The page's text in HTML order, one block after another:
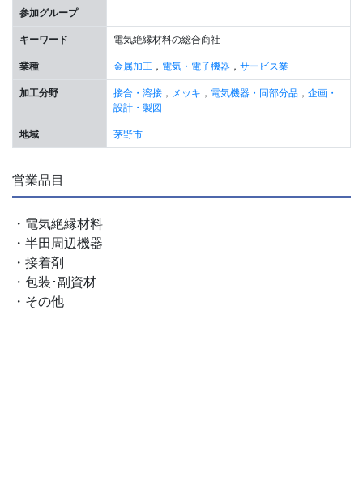
参加グループ
キーワード 電気絶縁材料の総合商社
業種 金属加工， 電気・電子機器， サービス業
加工分野 接合・溶接， メッキ ， 電気機器・同部分品， 企画・
設計・製図
地域 茅野市
営業品目
・電気絶縁材料
・半田周辺機器
・接着剤
・包装･副資材
・その他